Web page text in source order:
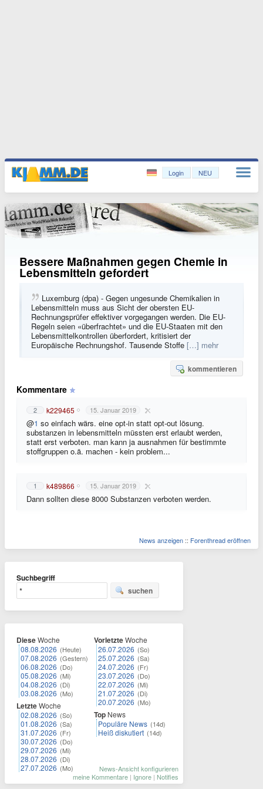
Login NEU
Bessere Maßnahmen gegen Chemie in
Lebensmitteln gefordert
Luxemburg (dpa) - Gegen ungesunde Chemikalien in
Lebensmitteln muss aus Sicht der obersten EU-
Rechnungsprüfer effektiver vorgegangen werden. Die EU-
Regeln seien «überfrachtet» und die EU-Staaten mit den
Lebensmittelkontrollen überfordert, kritisiert der
Europäische Rechnungshof. Tausende Stoffe […] mehr
kommentieren
Kommentare
2 k229465 15. Januar 2019
@1 so einfach wärs. eine opt-in statt opt-out lösung.
substanzen in lebensmitteln müssten erst erlaubt werden,
statt erst verboten. man kann ja ausnahmen für bestimmte
stoffgruppen o.ä. machen - kein problem...
1 k489866 15. Januar 2019
Dann sollten diese 8000 Substanzen verboten werden.
News anzeigen :: Forenthread eröffnen
Suchbegriff
suchen
DieseWoche
08.08.2026 (Heute)
07.08.2026 (Gestern)
06.08.2026 (Do)
05.08.2026 (Mi)
04.08.2026 (Di)
03.08.2026 (Mo)
LetzteWoche
02.08.2026 (So)
01.08.2026 (Sa)
31.07.2026 (Fr)
30.07.2026 (Do)
29.07.2026 (Mi)
28.07.2026 (Di)
27.07.2026 (Mo)
VorletzteWoche
26.07.2026 (So)
25.07.2026 (Sa)
24.07.2026 (Fr)
23.07.2026 (Do)
22.07.2026 (Mi)
21.07.2026 (Di)
20.07.2026 (Mo)
Top News
Populäre News (14d)
Heiß diskutiert (14d)
News-Ansicht konfigurieren
meine Kommentare | Ignore | Notifies